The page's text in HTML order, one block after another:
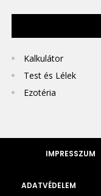
Kalkulátor
Test és Lélek
Ezotéria
IMPRESSZUM
ADATVÉDELEM